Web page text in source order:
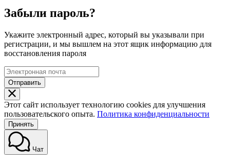
Забыли пароль?
Укажите электронный адрес, который вы указывали при
регистрации, и мы вышлем на этот ящик информацию для
восстановления пароля
Отправить
Этот сайт использует технологию cookies для улучшения
пользовательского опыта. Политика конфиденциальности
Принять
Чат